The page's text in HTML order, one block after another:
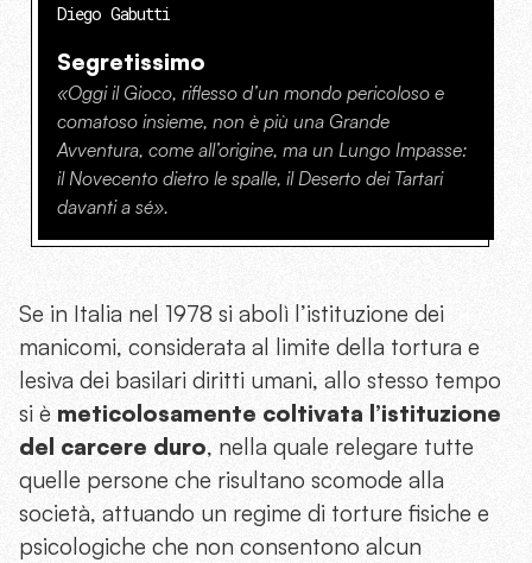
Diego Gabutti
Segretissimo
«Oggi il Gioco, riflesso d’un mondo pericoloso e
comatoso insieme, non è più una Grande
Avventura, come all’origine, ma un Lungo Impasse:
il Novecento dietro le spalle, il Deserto dei Tartari
davanti a sé».
Se in Italia nel 1978 si abolì l’istituzione dei
manicomi, considerata al limite della tortura e
lesiva dei basilari diritti umani, allo stesso tempo
si è meticolosamente coltivata l’istituzione
del carcere duro, nella quale relegare tutte
quelle persone che risultano scomode alla
società, attuando un regime di torture fisiche e
psicologiche che non consentono alcun